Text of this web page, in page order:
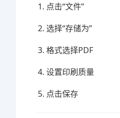
点击“文件”
选择“存储为”
格式选择PDF
设置印刷质量
点击保存